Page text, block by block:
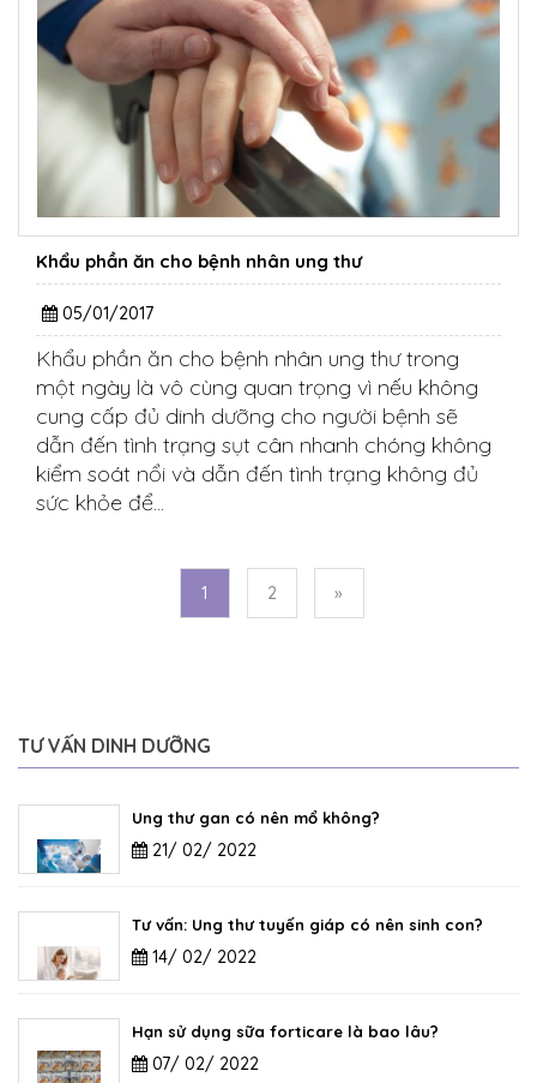
Khẩu phần ăn cho bệnh nhân ung thư
05/01/2017
Khẩu phần ăn cho bệnh nhân ung thư trong
một ngày là vô cùng quan trọng vì nếu không
cung cấp đủ dinh dưỡng cho người bệnh sẽ
dẫn đến tình trạng sụt cân nhanh chóng không
kiểm soát nổi và dẫn đến tình trạng không đủ
sức khỏe để...
1 2 »
TƯ VẤN DINH DƯỠNG
Ung thư gan có nên mổ không?
21/ 02/ 2022
Tư vấn: Ung thư tuyến giáp có nên sinh con?
14/ 02/ 2022
Hạn sử dụng sữa forticare là bao lâu?
07/ 02/ 2022